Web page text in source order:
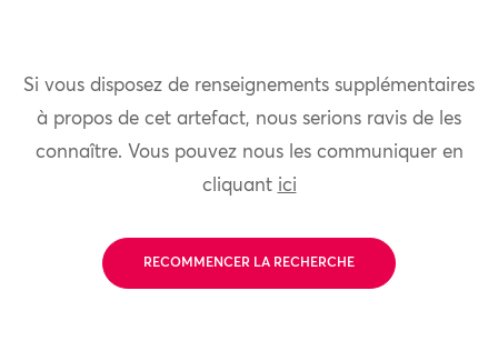
Si vous disposez de renseignements supplémentaires
à propos de cet artefact, nous serions ravis de les
connaître. Vous pouvez nous les communiquer en
cliquant ici
RECOMMENCER LA RECHERCHE